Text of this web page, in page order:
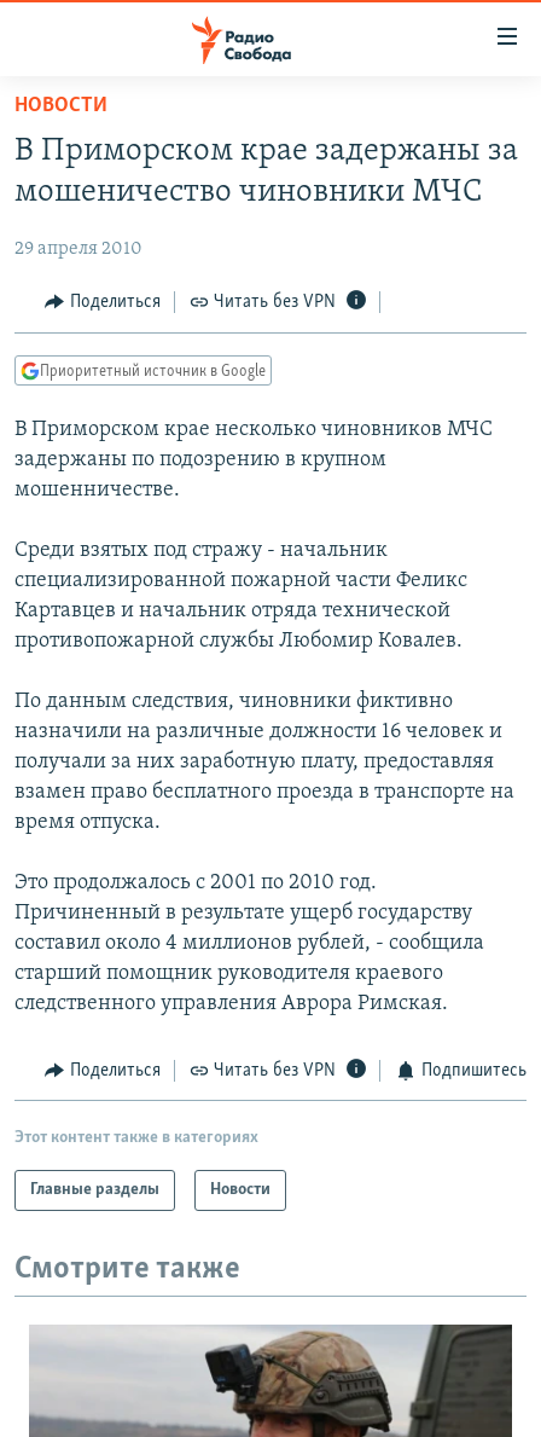
упрощенного
доступа
основному
Вернутся
главной
навигации
Вернутся
поиску
ПОДКАСТЫ
ЦИТАТЫ СВОБОДЫ
МНЕНИЯ
IDEL.РЕАЛИИ
КАВКАЗ.РЕАЛИИ
СЕВЕР.РЕАЛИИ
РАСПИСАНИЕ ВЕЩАНИЯ
ПОДПИШИТЕСЬ НА РАССЫЛКУ
Все сайты РСЕ/РС
НОВОСТИ
В Приморском крае задержаны за
мошеничество чиновники МЧС
29 апреля 2010
Поделиться Читать без VPN
Приоритетный источник в Google
В Приморском крае несколько чиновников МЧС
задержаны по подозрению в крупном
мошенничестве.
Среди взятых под стражу - начальник
специализированной пожарной части Феликс
Картавцев и начальник отряда технической
противопожарной службы Любомир Ковалев.
По данным следствия, чиновники фиктивно
назначили на различные должности 16 человек и
получали за них заработную плату, предоставляя
взамен право бесплатного проезда в транспорте на
время отпуска.
Это продолжалось с 2001 по 2010 год.
Причиненный в результате ущерб государству
составил около 4 миллионов рублей, - сообщила
старший помощник руководителя краевого
следственного управления Аврора Римская.
Поделиться Читать без VPN Подпишитесь
Этот контент также в категориях
Главные разделы Новости
Смотрите также